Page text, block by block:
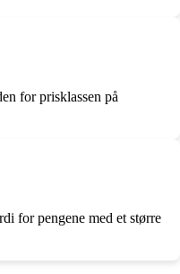
for prisklassen på
for pengene med et større